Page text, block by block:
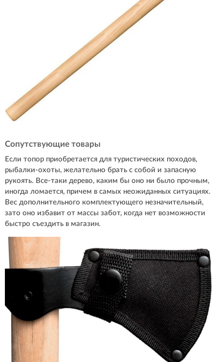
Сопутствующие товары
Если топор приобретается для туристических походов,
рыбалки-охоты, желательно брать с собой и запасную
рукоять. Все-таки дерево, каким бы оно ни было прочным,
иногда ломается, причем в самых неожиданных ситуациях.
Вес дополнительного комплектующего незначительный,
зато оно избавит от массы забот, когда нет возможности
быстро съездить в магазин.